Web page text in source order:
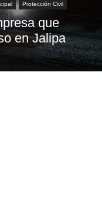
Protección Civil
que
en Jalipa